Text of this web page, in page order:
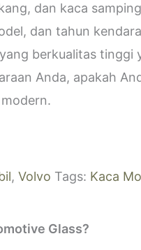
dan kaca samping
dan tahun
berkualitas tinggi
Anda, apakah
, Volvo Tags: Kaca
Glass?